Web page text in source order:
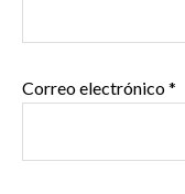
Correo electrónico*